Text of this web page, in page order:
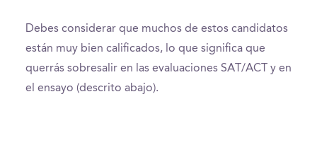
Debes considerar que muchos de estos candidatos
están muy bien calificados, lo que significa que
querrás sobresalir en las evaluaciones SAT/ACT y en
el ensayo (descrito abajo).